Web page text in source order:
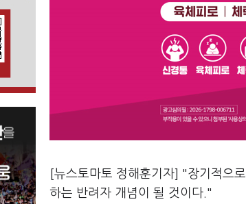
[뉴스토마토 정해훈기자] "장기적으
하는 반려자 개념이 될 것이다."